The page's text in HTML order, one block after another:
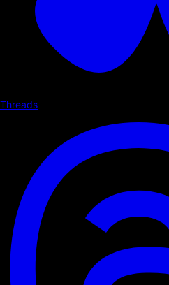
Threads